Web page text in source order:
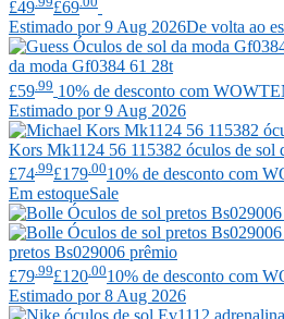
£49
£69
Estimado por 9 Aug 2026De volta ao
da moda Gf0384 61 28t
£59 .99 10% de desconto com
Estimado por 9 Aug 2026
Kors Mk1124 56 115382 óculos de sol
£74 .99£179 .0010% de desconto com
Em estoqueSale
pretos Bs029006 prêmio
£79.99£120.0010% de desconto com
Estimado por 8 Aug 2026